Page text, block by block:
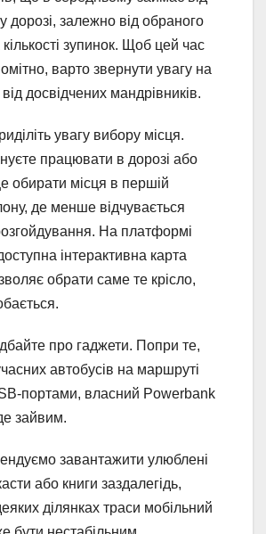
дорозі, залежно від обраного
зупинок. Щоб цей час
варто звернути увагу на
досвідчених мандрівників.
увагу вибору місця.
працювати в дорозі або
обирати місця в першій
де менше відчувається
На платформі
інтерактивна карта
обрати саме те крісло,
про гаджети. Попри те,
автобусів на маршруті
портами, власний Powerbank
зайвим.
завантажити улюблені
або книги заздалегідь,
ділянках траси мобільний